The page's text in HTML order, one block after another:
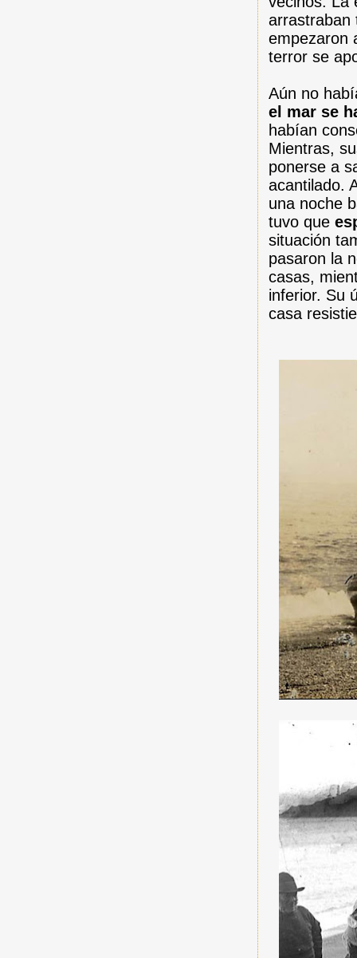
arrastraban
empezaron
terror se
Aún no
el mar se
habían
Mientras,
ponerse a
acantilado.
una noche
tuvo que
situación
pasaron la
casas,
inferior. Su
casa